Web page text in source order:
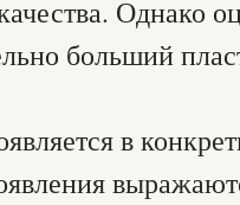
Однако
больший
в